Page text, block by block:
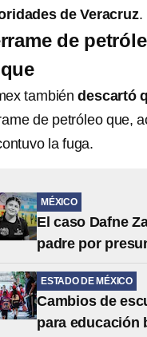
de Veracruz.
de
tambiéndescartó
de petróleo que,
la fuga.
MÉXICO
El caso Dafne
padre por
ESTADO DE MÉXICO
Cambios de
para educación